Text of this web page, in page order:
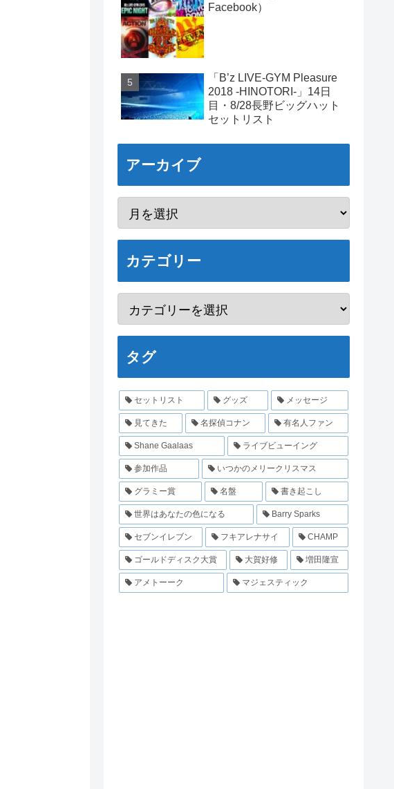
Facebook）
「B’z LIVE-GYM Pleasure
2018 -HINOTORI-」14日
目・8/28長野ビッグハット
セットリスト
アーカイブ
カテゴリー
タグ
セットリスト グッズ メッセージ
見てきた 名探偵コナン 有名人ファン
Shane Gaalaas ライブビューイング
参加作品 いつかのメリークリスマス
グラミー賞 名盤 書き起こし
世界はあなたの色になる Barry Sparks
セブンイレブン フキアレナサイ CHAMP
ゴールドディスク大賞 大賀好修 増田隆宣
アメトーーク マジェスティック